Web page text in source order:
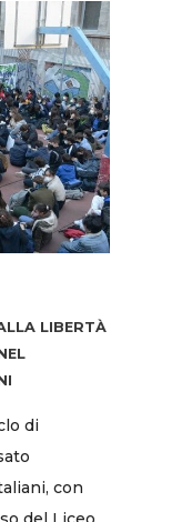
LIBERTÀ
di
con